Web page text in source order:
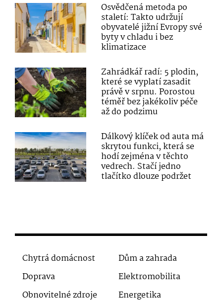
Osvědčená metoda po
staletí: Takto udržují
obyvatelé jižní Evropy své
byty v chladu i bez
klimatizace
Zahrádkář radí: 5 plodin,
které se vyplatí zasadit
právě v srpnu. Porostou
téměř bez jakékoliv péče
až do podzimu
Dálkový klíček od auta má
skrytou funkci, která se
hodí zejména v těchto
vedrech. Stačí jedno
tlačítko dlouze podržet
Chytrá domácnost
Dům a zahrada
Doprava
Elektromobilita
Obnovitelné zdroje
Energetika